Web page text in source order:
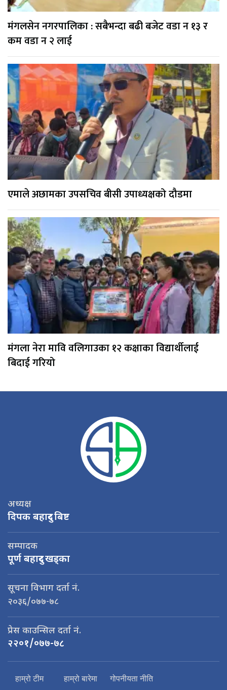
मंगलसेन नगरपालिका : सबैभन्दा बढी बजेट वडा न १३ र
कम वडा न २ लाई
एमाले अछामका उपसचिव बीसी उपाध्यक्षको दौडमा
मंगला नेरा मावि वलिगाउका १२ कक्षाका विद्यार्थीलाई
बिदाई गरियो
अध्यक्ष
दिपक बहादुर बिष्ट
सम्पादक
पूर्ण बहादुर खड्का
सूचना विभाग दर्ता नं.
२०३६/०७७-७८
प्रेस काउन्सिल दर्ता नं.
२२०१/०७७-७८
हाम्रो टीम हाम्रो बारेमा गोपनीयता नीति